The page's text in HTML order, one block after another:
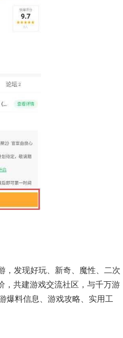
，发现好玩、新奇、魔性、二次
，共建游戏交流社区，与千万游
爆料信息、游戏攻略、实用工